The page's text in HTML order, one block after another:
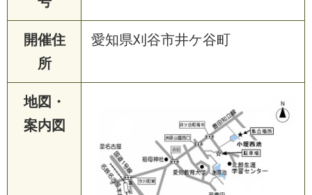
開催住
所
愛知県刈谷市井ケ谷町
地図・
案内図